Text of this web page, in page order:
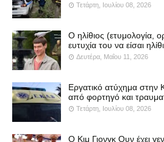
Τετάρτη, Ιουλίου 08, 2026
Ο ηλίθιος (ετυμολογία,
ευτυχία του να είσαι
Δευτέρα, Μαΐου 11, 2026
Εργατικό ατύχημα στην
από φορτηγό και
Τετάρτη, Ιουλίου 08, 2026
Ο Κιμ Γιονγκ Ουν έχει